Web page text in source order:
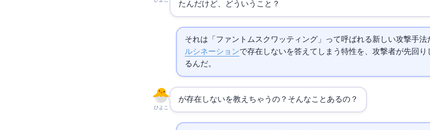
たんだけど、どういうこと？
それは「ファントムスクワッティング」って呼ばれる新しい攻撃手法
ルシネーションで存在しないを答えてしまう特性を、攻撃者が先回り
るんだ。
ひよこ
AIが存在しないを教えちゃうの？そんなことあるの？